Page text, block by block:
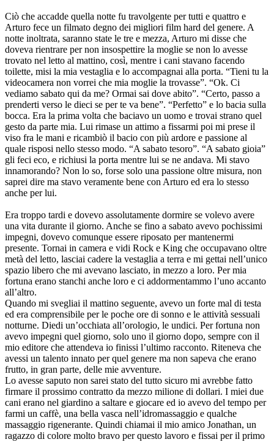
Ciò che accadde quella notte fu travolgente per tutti e quattro e
Arturo fece un filmato degno dei migliori film hard del genere. A
notte inoltrata, saranno state le tre e mezza, Arturo mi disse che
doveva rientrare per non insospettire la moglie se non lo avesse
trovato nel letto al mattino, così, mentre i cani stavano facendo
toilette, misi la mia vestaglia e lo accompagnai alla porta. “Tieni tu la
videocamera non vorrei che mia moglie la trovasse”. “Ok. Ci
vediamo sabato qui da me? Ormai sai dove abito”. “Certo, passo a
prenderti verso le dieci se per te va bene”. “Perfetto” e lo bacia sulla
bocca. Era la prima volta che baciavo un uomo e trovai strano quel
gesto da parte mia. Lui rimase un attimo a fissarmi poi mi prese il
viso fra le mani e ricambiò il bacio con più ardore e passione al
quale risposi nello stesso modo. “A sabato tesoro”. “A sabato gioia”
gli feci eco, e richiusi la porta mentre lui se ne andava. Mi stavo
innamorando? Non lo so, forse solo una passione oltre misura, non
saprei dire ma stavo veramente bene con Arturo ed era lo stesso
anche per lui.
Era troppo tardi e dovevo assolutamente dormire se volevo avere
una vita durante il giorno. Anche se fino a sabato avevo pochissimi
impegni, dovevo comunque essere riposato per mantenermi
presente. Tornai in camera e vidi Rock e King che occupavano oltre
metà del letto, lasciai cadere la vestaglia a terra e mi gettai nell’unico
spazio libero che mi avevano lasciato, in mezzo a loro. Per mia
fortuna erano stanchi anche loro e ci addormentammo l’uno accanto
all’altro.
Quando mi svegliai il mattino seguente, avevo un forte mal di testa
ed era comprensibile per le poche ore di sonno e le attività sessuali
notturne. Diedi un’occhiata all’orologio, le undici. Per fortuna non
avevo impegni quel giorno, solo uno il giorno dopo, sempre con il
mio editore che attendeva io finissi l’ultimo racconto. Riteneva che
avessi un talento innato per quel genere ma non sapeva che erano
frutto, in gran parte, delle mie avventure.
Lo avesse saputo non sarei stato del tutto sicuro mi avrebbe fatto
firmare il prossimo contratto da mezzo milione di dollari. I miei due
cani erano nel giardino a saltare e giocare ed io avevo del tempo per
farmi un caffè, una bella vasca nell’idromassaggio e qualche
massaggio rigenerante. Quindi chiamai il mio amico Jonathan, un
ragazzo di colore molto bravo per questo lavoro e fissai per il primo